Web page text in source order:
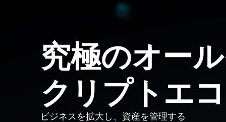
究極のオー
クリプトエ
ビジネスを拡大し、資産を管理する